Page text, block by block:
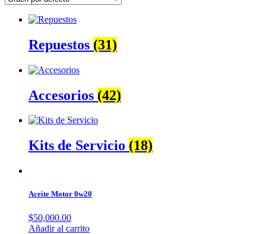
Repuestos (31)
Accesorios (42)
Kits de Servicio (18)
Aceite Motor 0w20
$50,000.00
Añadir al carrito